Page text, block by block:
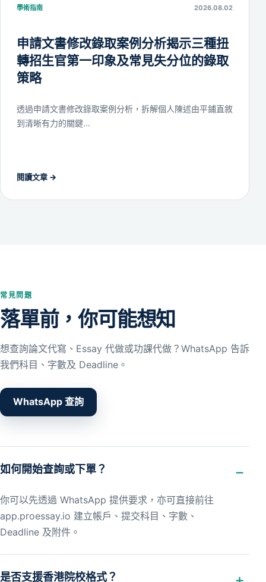
學術指南 2026.08.02
申請文書修改錄取案例分析揭示三種扭
轉招生官第一印象及常見失分位的錄取
策略
透過申請文書修改錄取案例分析，拆解個人陳述由平鋪直敘
到清晰有力的關鍵...
閱讀文章 →
常見問題
落單前，你可能想知
想查詢論文代寫、Essay 代做或功課代做？WhatsApp 告訴
我們科目、字數及 Deadline。
WhatsApp 查詢
如何開始查詢或下單？
你可以先透過 WhatsApp 提供要求，亦可直接前往
app.proessay.io 建立帳戶、提交科目、字數、
Deadline 及附件。
是否支援香港院校格式？